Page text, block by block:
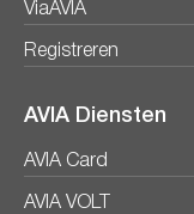
ViaAVIA
Registreren
AVIA Diensten
AVIA Card
AVIA VOLT